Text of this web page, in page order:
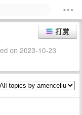
打赏
on 2023-10-23